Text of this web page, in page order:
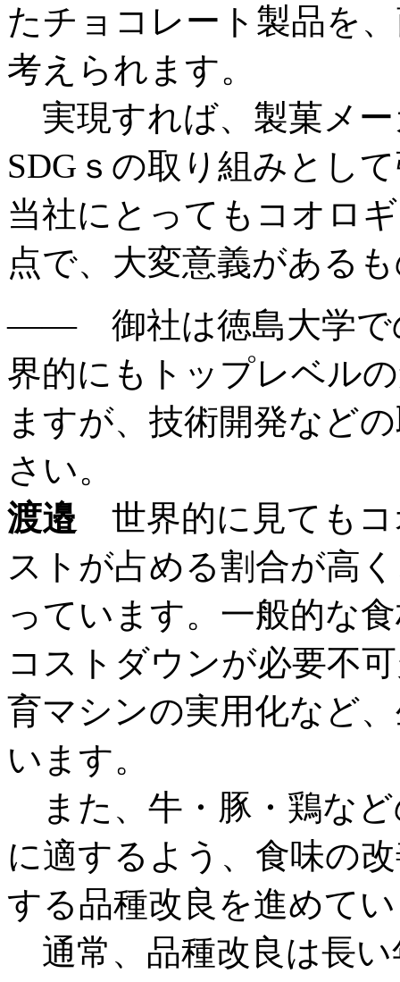
たチョコレート製品を
考えられます。
実現すれば、製菓メー
SDGｓの取り組みとし
当社にとってもコオロ
点で、大変意義がある
―― 御社は徳島大学で
界的にもトップレベル
ますが、技術開発など
さい。
渡邉 世界的に見ても
ストが占める割合が高
っています。一般的な
コストダウンが必要不
育マシンの実用化など
います。
また、牛・豚・鶏な
に適するよう、食味の
する品種改良を進めて
通常、品種改良は長